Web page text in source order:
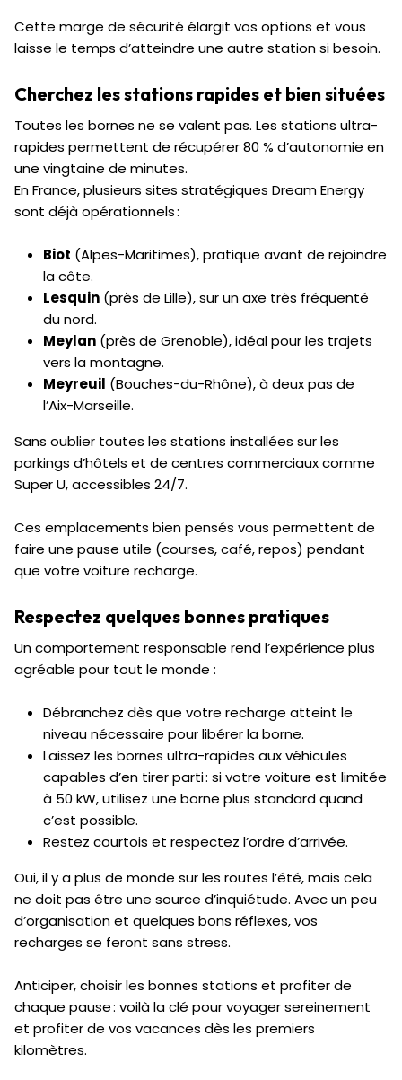
Cette marge de sécurité élargit vos options et vous
laisse le temps d’atteindre une autre station si besoin.
Cherchez les stations rapides et bien situées
Toutes les bornes ne se valent pas. Les stations ultra-
rapides permettent de récupérer 80 % d’autonomie en
une vingtaine de minutes.
En France, plusieurs sites stratégiques Dream Energy
sont déjà opérationnels :
Biot (Alpes-Maritimes), pratique avant de rejoindre
la côte.
Lesquin (près de Lille), sur un axe très fréquenté
du nord.
Meylan (près de Grenoble), idéal pour les trajets
vers la montagne.
Meyreuil (Bouches-du-Rhône), à deux pas de
l’Aix-Marseille.
Sans oublier toutes les stations installées sur les
parkings d’hôtels et de centres commerciaux comme
Super U, accessibles 24/7.
Ces emplacements bien pensés vous permettent de
faire une pause utile (courses, café, repos) pendant
que votre voiture recharge.
Respectez quelques bonnes pratiques
Un comportement responsable rend l’expérience plus
agréable pour tout le monde :
Débranchez dès que votre recharge atteint le
niveau nécessaire pour libérer la borne.
Laissez les bornes ultra-rapides aux véhicules
capables d’en tirer parti : si votre voiture est limitée
à 50 kW, utilisez une borne plus standard quand
c’est possible.
Restez courtois et respectez l’ordre d’arrivée.
Oui, il y a plus de monde sur les routes l’été, mais cela
ne doit pas être une source d’inquiétude. Avec un peu
d’organisation et quelques bons réflexes, vos
recharges se feront sans stress.
Anticiper, choisir les bonnes stations et profiter de
chaque pause : voilà la clé pour voyager sereinement
et profiter de vos vacances dès les premiers
kilomètres.